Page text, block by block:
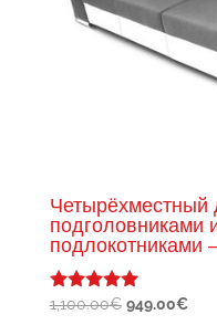
Четырёхместный
подголовниками
подлокотниками
Оценка
1,100.00€ 949.00€